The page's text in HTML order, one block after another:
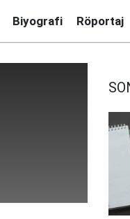
Biyografi Röportaj